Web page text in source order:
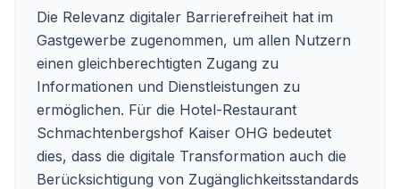
Die Relevanz digitaler Barrierefreiheit hat im
Gastgewerbe zugenommen, um allen Nutzern
einen gleichberechtigten Zugang zu
Informationen und Dienstleistungen zu
ermöglichen. Für die Hotel-Restaurant
Schmachtenbergshof Kaiser OHG bedeutet
dies, dass die digitale Transformation auch die
Berücksichtigung von Zugänglichkeitsstandards